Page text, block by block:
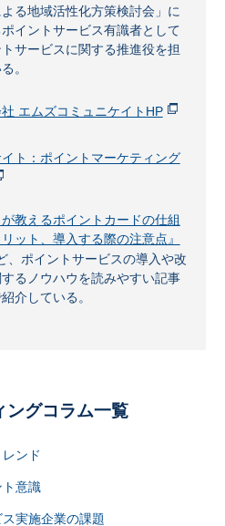
る地域活性化方策検討会」に
イントサービス有識者として
サービスに関する推進役を担
。
エムズコミュニケイトHP
ト：ポイントマーケティング
が教えるポイントカードの仕組
ット、導入する際の注意点』
、ポイントサービスの導入や改
るノウハウを読みやすい記事
介している。
ングコラム一覧
ンド
意識
実施企業の課題